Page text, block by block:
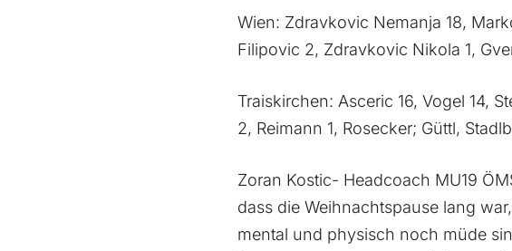
Wien: Zdravkovic Nemanja 18,
Filipovic 2, Zdravkovic Nikola 1,
Traiskirchen: Asceric 16, Vogel 14,
2, Reimann 1, Rosecker; Güttl,
Zoran Kostic- Headcoach MU19
dass die Weihnachtspause lang
mental und physisch noch müde